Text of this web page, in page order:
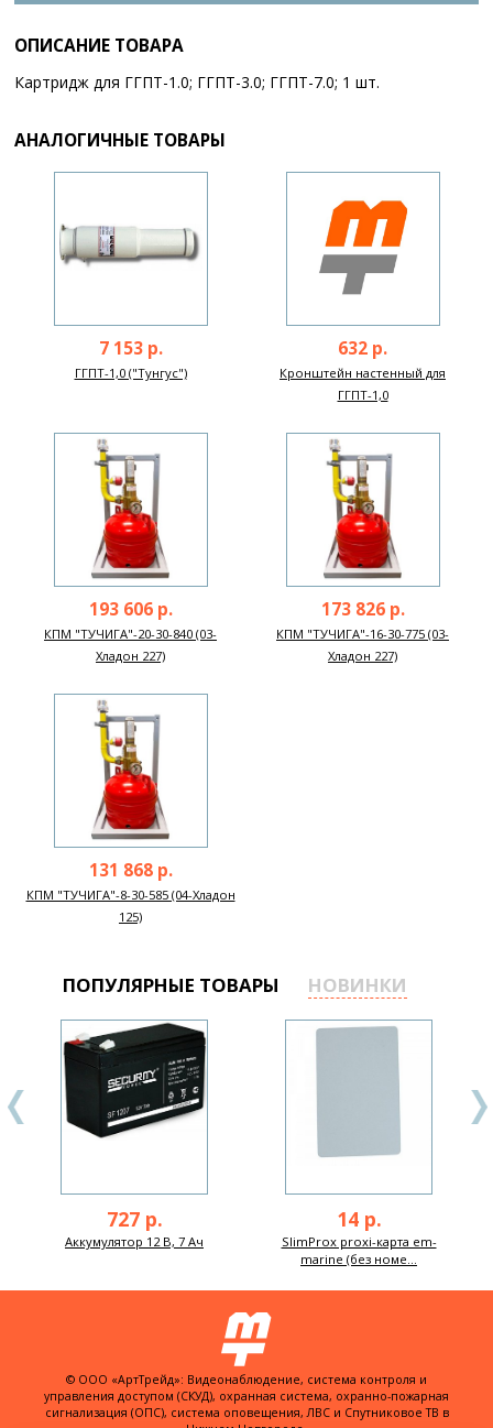
ОПИСАНИЕ ТОВАРА
Картридж для ГГПТ-1.0; ГГПТ-3.0; ГГПТ-7.0; 1 шт.
АНАЛОГИЧНЫЕ ТОВАРЫ
7 153 р.
ГГПТ-1,0 ("Тунгус")
632 р.
Кронштейн настенный для
ГГПТ-1,0
193 606 р.
КПМ "ТУЧИГА"-20-30-840 (03-
Хладон 227)
173 826 р.
КПМ "ТУЧИГА"-16-30-775 (03-
Хладон 227)
131 868 р.
КПМ "ТУЧИГА"-8-30-585 (04-Хладон
125)
ПОПУЛЯРНЫЕ ТОВАРЫ НОВИНКИ
727 р.
Аккумулятор 12 В, 7 Ач
14 р.
SlimProx proxi-карта em-
marine (без номе...
© ООО «АртТрейд»: Видеонаблюдение, система контроля и
управления доступом (СКУД), охранная система, охранно-пожарная
сигнализация (ОПС), система оповещения, ЛВС и Спутниковое ТВ в